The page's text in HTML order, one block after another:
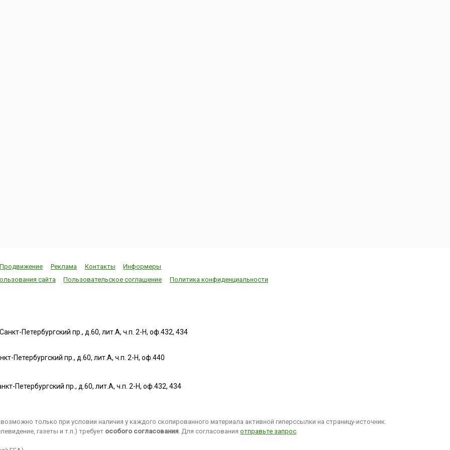
Продвижение Реклама Контакты
Информеры
сайта
Пользовательское соглашение Политика конфиденциальности
Петербургский пр., д.60, лит.А, ч.п. 2-Н, оф.432, 434
Петербургский пр., д.60, лит.А, ч.п. 2-Н, оф.440
Петербургский пр., д.60, лит.А, ч.п. 2-Н, оф.432, 434
только при условии наличия у каждого скопированного материала активной гиперссылки на страницу-источник.
газеты и т.п.) требует особого согласования. Для согласованияотправьте запрос.